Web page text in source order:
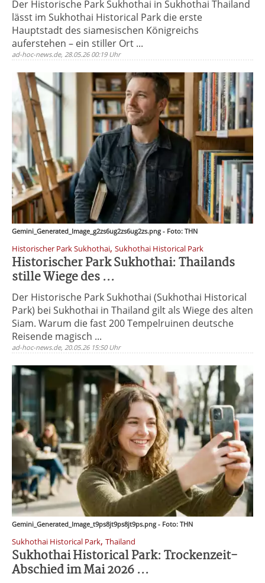
Der Historische Park Sukhothai in Sukhothai Thailand
lässt im Sukhothai Historical Park die erste
Hauptstadt des siamesischen Königreichs
auferstehen – ein stiller Ort ...
ad-hoc-news.de, 28.05.26 00:19 Uhr
Gemini_Generated_Image_g2zs6ug2zs6ug2zs.png - Foto: THN
Historischer Park Sukhothai, Sukhothai Historical Park
Historischer Park Sukhothai: Thailands
stille Wiege des ...
Der Historische Park Sukhothai (Sukhothai Historical
Park) bei Sukhothai in Thailand gilt als Wiege des alten
Siam. Warum die fast 200 Tempelruinen deutsche
Reisende magisch ...
ad-hoc-news.de, 20.05.26 15:50 Uhr
Gemini_Generated_Image_t9ps8jt9ps8jt9ps.png - Foto: THN
Sukhothai Historical Park, Thailand
Sukhothai Historical Park: Trockenzeit-
Abschied im Mai 2026 ...